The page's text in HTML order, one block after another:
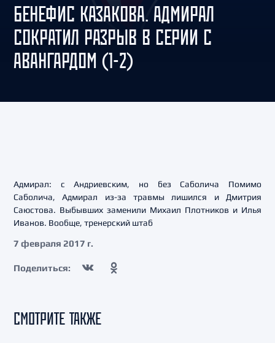
БЕНЕФИС КАЗАКОВА. АДМИРАЛ
СОКРАТИЛ РАЗРЫВ В СЕРИИ С
АВАНГАРДОМ (1-2)
Адмирал: с Андриевским, но без Саболича Помимо
Саболича, Адмирал из-за травмы лишился и Дмитрия
Саюстова. Выбывших заменили Михаил Плотников и Илья
Иванов. Вообще, тренерский штаб
7 февраля 2017 г.
Поделиться:
СМОТРИТЕ ТАКЖЕ